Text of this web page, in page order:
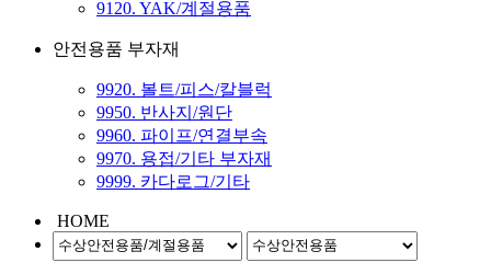
9120. YAK/계절용품
안전용품 부자재
9920. 볼트/피스/칼블럭
9950. 반사지/원단
9960. 파이프/연결부속
9970. 용접/기타 부자재
9999. 카다로그/기타
HOME